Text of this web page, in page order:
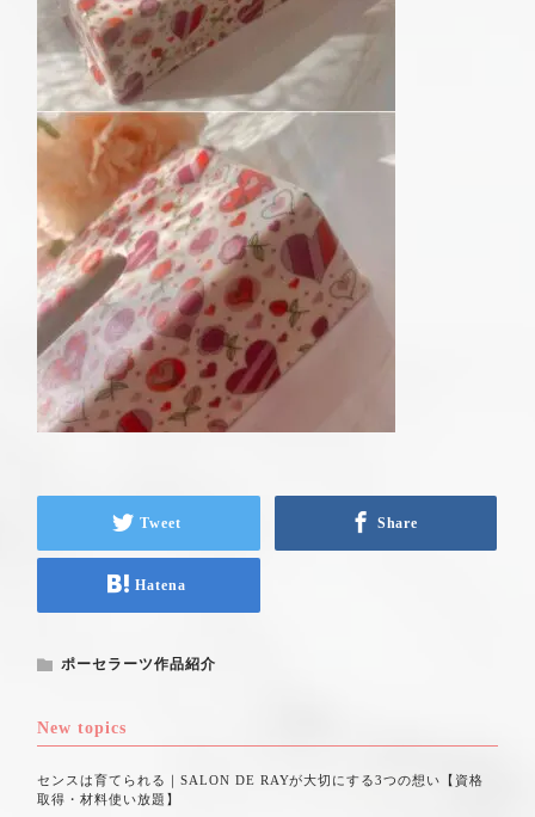
Tweet Share
Hatena
ポーセラーツ作品紹介
New topics
センスは育てられる｜SALON DE RAYが大切にする3つの想い【資格
取得・材料使い放題】